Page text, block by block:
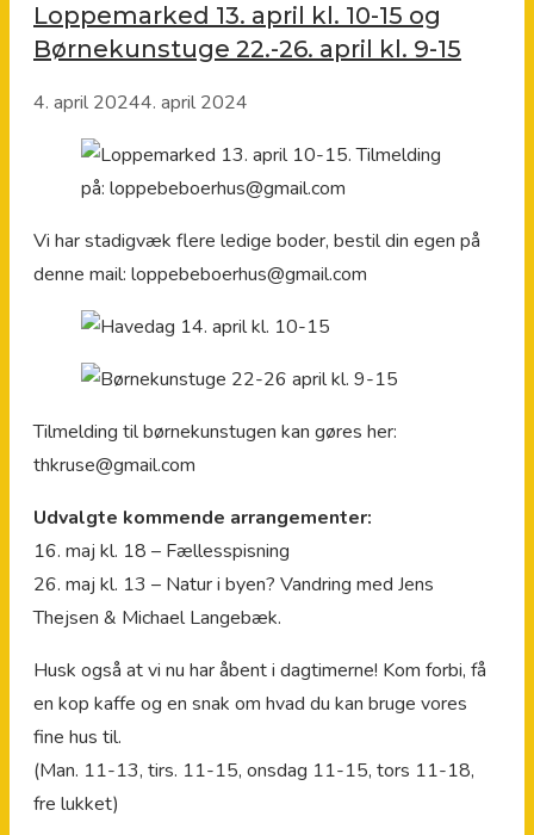
Loppemarked 13. april kl. 10-15 og
Børnekunstuge 22.-26. april kl. 9-15
4. april 20244. april 2024
Vi har stadigvæk flere ledige boder, bestil din egen på
denne mail: loppebeboerhus@gmail.com
Tilmelding til børnekunstugen kan gøres her:
thkruse@gmail.com
Udvalgte kommende arrangementer:
16. maj kl. 18 – Fællesspisning
26. maj kl. 13 – Natur i byen? Vandring med Jens
Thejsen & Michael Langebæk.
Husk også at vi nu har åbent i dagtimerne! Kom forbi, få
en kop kaffe og en snak om hvad du kan bruge vores
fine hus til.
(Man. 11-13, tirs. 11-15, onsdag 11-15, tors 11-18,
fre lukket)